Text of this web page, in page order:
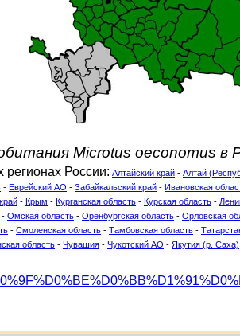
Microtus oeconomus в
России: Алтайский край - Алтай
- Еврейский АО - Забайкальский край - Ивановская
- Крым - Курганская область - Курская область -
- Омская область - Оренбургская область - Орловская
- Смоленская область - Тамбовская область -
область - Чувашия - Чукотский АО - Якутия (р. Саха)